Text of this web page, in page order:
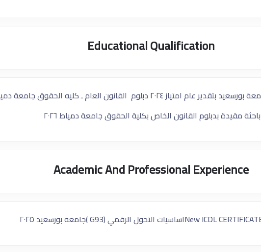
Educational Qualification
بتقدير عام امتياز ٢٠٢٤
دبلوم القانون العام ـ كليه الحقوق جامعة دمياط
باحثة مقيدة بدبلوم القانون الخاص بكلية الحقوق جامعة دمياط ٢٠٢٦
Academic And Professional Experience
New ICDLاساسيات التحول الرقمي (G93 )جامعه بورسعيد ٢٠٢٥